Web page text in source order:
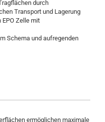
durch
Transport und Lagerung
Zelle mit
Schema und aufregenden
ermöglichen maximale